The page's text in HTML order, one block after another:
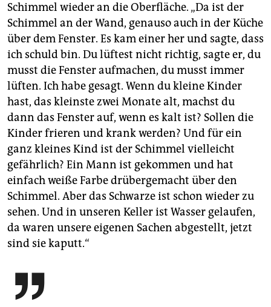
Schimmel wieder an die Oberfläche. „Da ist der
Schimmel an der Wand, genauso auch in der Küche
über dem Fenster. Es kam einer her und sagte, dass
ich schuld bin. Du lüftest nicht richtig, sagte er, du
musst die Fenster aufmachen, du musst immer
lüften. Ich habe gesagt. Wenn du kleine Kinder
hast, das kleinste zwei Monate alt, machst du
dann das Fenster auf, wenn es kalt ist? Sollen die
Kinder frieren und krank werden? Und für ein
ganz kleines Kind ist der Schimmel vielleicht
gefährlich? Ein Mann ist gekommen und hat
einfach weiße Farbe drübergemacht über den
Schimmel. Aber das Schwarze ist schon wieder zu
sehen. Und in unseren Keller ist Wasser gelaufen,
da waren unsere eigenen Sachen abgestellt, jetzt
sind sie kaputt.“
